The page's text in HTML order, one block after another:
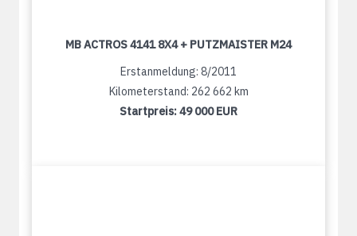
MB ACTROS 4141 8X4 + PUTZMAISTER M24
Erstanmeldung: 8/2011
Kilometerstand: 262 662 km
Startpreis:49 000 EUR